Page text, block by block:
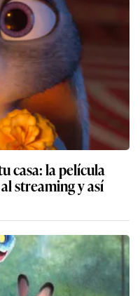
casa: la película
streaming y así